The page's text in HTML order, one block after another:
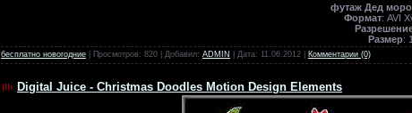
футаж Дед
Формат: AVI
Размер:
бесплатно новогодние | Просмотров: 820 | Добавил: ADMIN | Дата: 11.06.2012 Комментарии (0)
Digital Juice - Christmas Doodles Motion Design Elements